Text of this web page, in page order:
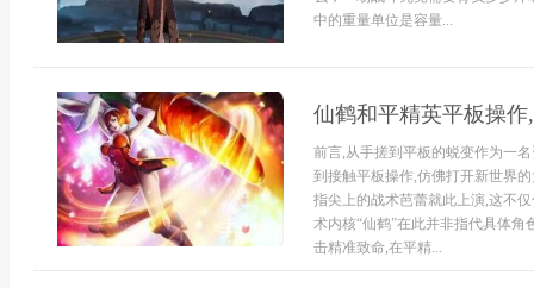
中的重量单位是容量...
仙鹤和平精英平板操
前言,从手搓到平板的蜕变作为一
到接触平板操作,仿佛打开新世界
指尖上的战术芭蕾就此上演,这不
术内核“仙鹤”在此并非指代具体
击精准致命,在平精...